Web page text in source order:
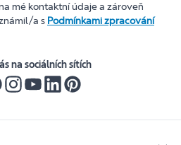
mé kontaktní údaje a zároveň
a s Podmínkami zpracování
na sociálních sítích